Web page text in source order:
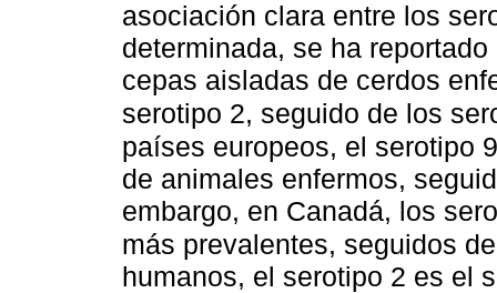
asociación clara entre los
determinada, se ha
cepas aisladas de cerdos
serotipo 2, seguido de los
países europeos, el serotipo
de animales enfermos,
embargo, en Canadá, los
más prevalentes, seguidos
humanos, el serotipo 2 es el